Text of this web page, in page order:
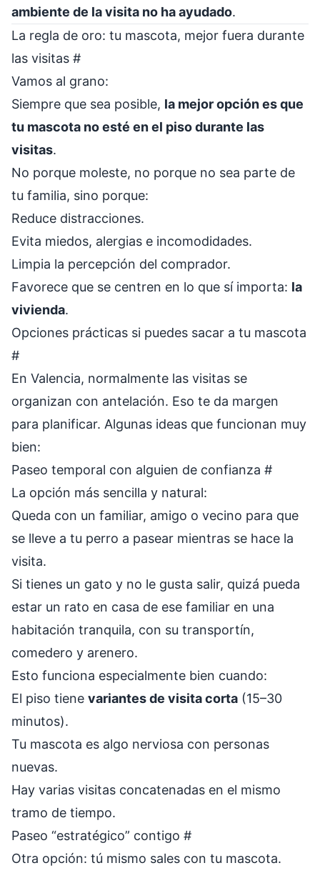
ambiente de la visita no ha ayudado.
La regla de oro: tu mascota, mejor fuera durante
las visitas #
Vamos al grano:
Siempre que sea posible, la mejor opción es que
tu mascota no esté en el piso durante las
visitas.
No porque moleste, no porque no sea parte de
tu familia, sino porque:
Reduce distracciones.
Evita miedos, alergias e incomodidades.
Limpia la percepción del comprador.
Favorece que se centren en lo que sí importa: la
vivienda.
Opciones prácticas si puedes sacar a tu mascota
#
En Valencia, normalmente las visitas se
organizan con antelación. Eso te da margen
para planificar. Algunas ideas que funcionan muy
bien:
Paseo temporal con alguien de confianza #
La opción más sencilla y natural:
Queda con un familiar, amigo o vecino para que
se lleve a tu perro a pasear mientras se hace la
visita.
Si tienes un gato y no le gusta salir, quizá pueda
estar un rato en casa de ese familiar en una
habitación tranquila, con su transportín,
comedero y arenero.
Esto funciona especialmente bien cuando:
El piso tiene variantes de visita corta (15–30
minutos).
Tu mascota es algo nerviosa con personas
nuevas.
Hay varias visitas concatenadas en el mismo
tramo de tiempo.
Paseo “estratégico” contigo #
Otra opción: tú mismo sales con tu mascota.